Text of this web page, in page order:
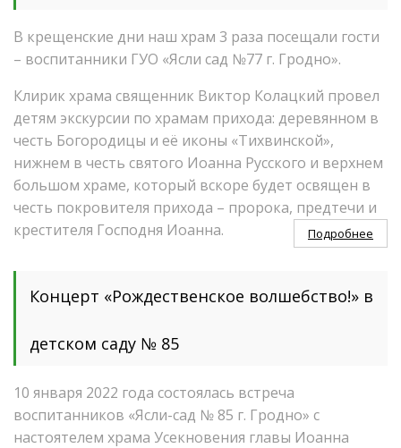
В крещенские дни наш храм 3 раза посещали гости
– воспитанники ГУО «Ясли сад №77 г. Гродно».
Клирик храма священник Виктор Колацкий провел
детям экскурсии по храмам прихода: деревянном в
честь Богородицы и её иконы «Тихвинской»,
нижнем в честь святого Иоанна Русского и верхнем
большом храме, который вскоре будет освящен в
честь покровителя прихода – пророка, предтечи и
крестителя Господня Иоанна.
Подробнее
Концерт «Рождественское волшебство!» в
детском саду № 85
10 января 2022 года состоялась встреча
воспитанников «Ясли-сад № 85 г. Гродно» с
настоятелем храма Усекновения главы Иоанна